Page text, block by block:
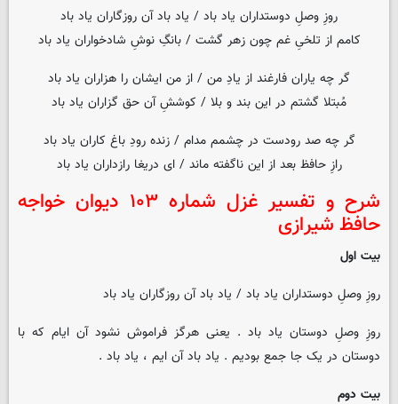
روزِ وصلِ دوستداران یاد باد / یاد باد آن روزگاران یاد باد
کامم از تلخیِ غم چون زهر گشت / بانگِ نوشِ شادخواران یاد باد
گر چه یاران فارغند از یادِ من / از من ایشان را هزاران یاد باد
مُبتلا گشتم در این بند و بلا / کوششِ آن حق گزاران یاد باد
گر چه صد رودست در چشمم مدام / زنده رودِ باغ کاران یاد باد
رازِ حافظ بعد از این ناگفته ماند / ای دریغا رازداران یاد باد
شرح و تفسیر غزل شماره ۱۰۳ دیوان خواجه
حافظ شیرازی
بیت اول
روزِ وصلِ دوستداران یاد باد / یاد باد آن روزگاران یاد باد
روزِ وصلِ دوستان یاد باد . یعنی هرگز فراموش نشود آن ایام که با
دوستان در یک جا جمع بودیم . یاد باد آن ایم ، یاد باد .
بیت دوم